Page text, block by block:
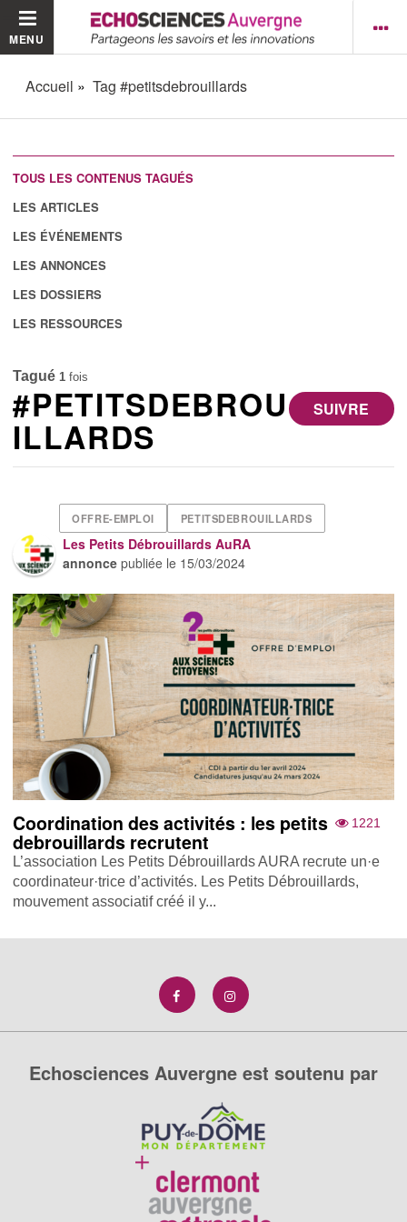
MENU
Accueil Tag #petitsdebrouillards
TOUS LES CONTENUS TAGUÉS
LES ARTICLES
LES ÉVÉNEMENTS
LES ANNONCES
LES DOSSIERS
LES RESSOURCES
Tagué 1 fois
SUIVRE
#PETITSDEBROU
ILLARDS
OFFRE-EMPLOI PETITSDEBROUILLARDS
Les Petits Débrouillards AuRA
annonce publiée le 15/03/2024
1221
Coordination des activités : les petits
debrouillards recrutent
L’association Les Petits Débrouillards AURA recrute un·e
coordinateur·trice d’activités. Les Petits Débrouillards,
mouvement associatif créé il y...
Echosciences Auvergne est soutenu par